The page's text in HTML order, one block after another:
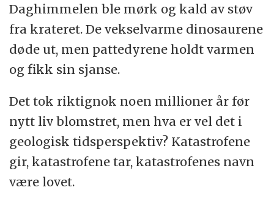
Daghimmelen ble mørk og kald av støv
fra krateret. De vekselvarme dinosaurene
døde ut, men pattedyrene holdt varmen
og fikk sin sjanse.
Det tok riktignok noen millioner år før
nytt liv blomstret, men hva er vel det i
geologisk tidsperspektiv? Katastrofene
gir, katastrofene tar, katastrofenes navn
være lovet.